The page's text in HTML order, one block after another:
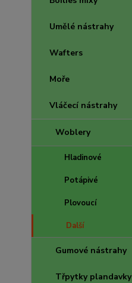
Umělé nástrahy
Wafters
Moře
Vláčecí nástrahy
Woblery
Hladinové
Potápivé
Plovoucí
Další
Gumové nástrahy
Třpytky plandavky